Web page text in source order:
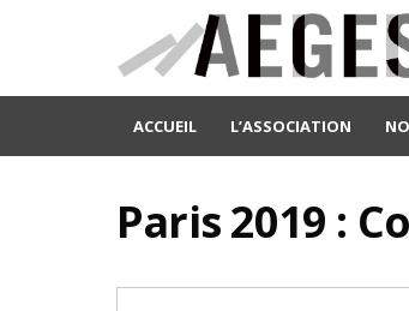
ACCUEIL L’ASSOCIATION
Paris 2019 :